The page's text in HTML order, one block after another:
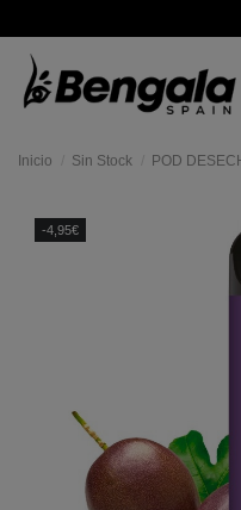
Inicio Sin Stock POD
-4,95€